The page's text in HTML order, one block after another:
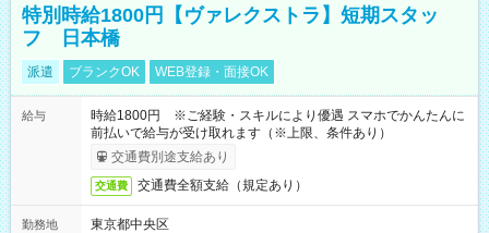
特別時給1800円【ヴァレクストラ】短期スタッ
フ 日本橋
派遣 ブランクOK WEB登録・面接OK
給与
時給1800円 ※ご経験・スキルにより優遇 スマホでかんたんに
前払いで給与が受け取れます（※上限、条件あり）
交通費別途支給あり
交通費 交通費全額支給（規定あり）
勤務地
東京都中央区